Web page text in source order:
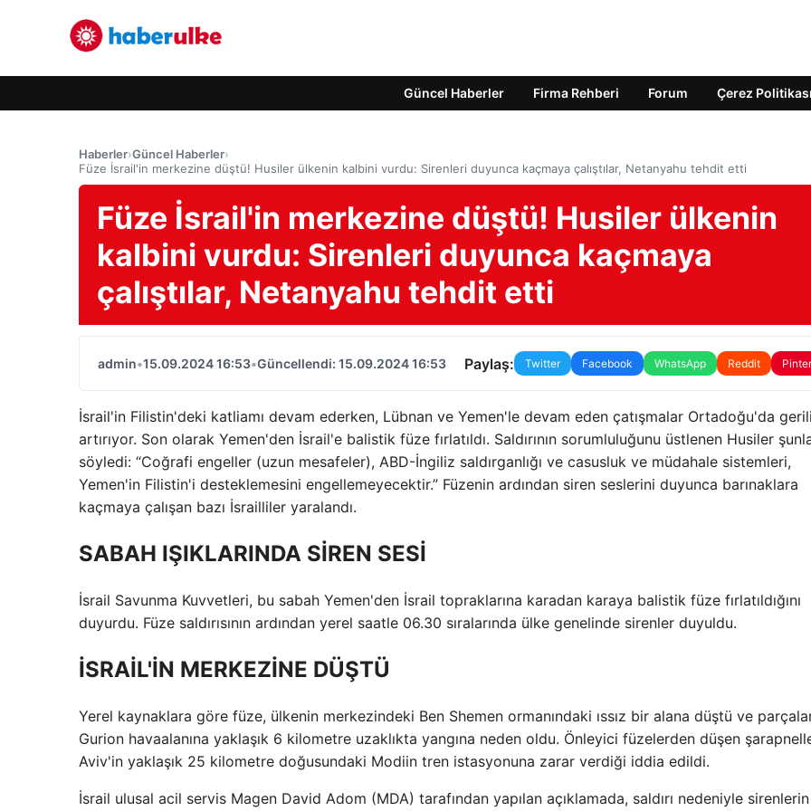
Güncel Haberler Firma Rehberi Forum Çerez Politikası
Haberler›Güncel Haberler›
Füze İsrail'in merkezine düştü! Husiler ülkenin kalbini vurdu: Sirenleri duyunca kaçmaya çalıştılar, Netanyahu tehdit etti
Füze İsrail'in merkezine düştü! Husiler ülkenin
kalbini vurdu: Sirenleri duyunca kaçmaya
çalıştılar, Netanyahu tehdit etti
admin•15.09.2024 16:53•Güncellendi: 15.09.2024 16:53 Paylaş: Twitter Facebook WhatsApp Reddit
İsrail'in Filistin'deki katliamı devam ederken, Lübnan ve Yemen'le devam eden çatışmalar Ortadoğu'da
artırıyor. Son olarak Yemen'den İsrail'e balistik füze fırlatıldı. Saldırının sorumluluğunu üstlenen Husiler
söyledi: “Coğrafi engeller (uzun mesafeler), ABD-İngiliz saldırganlığı ve casusluk ve müdahale sistemleri,
Yemen'in Filistin'i desteklemesini engellemeyecektir.” Füzenin ardından siren seslerini duyunca barınaklara
kaçmaya çalışan bazı İsrailliler yaralandı.
SABAH IŞIKLARINDA SİREN SESİ
İsrail Savunma Kuvvetleri, bu sabah Yemen'den İsrail topraklarına karadan karaya balistik füze fırlatıldığını
duyurdu. Füze saldırısının ardından yerel saatle 06.30 sıralarında ülke genelinde sirenler duyuldu.
İSRAİL'İN MERKEZİNE DÜŞTÜ
Yerel kaynaklara göre füze, ülkenin merkezindeki Ben Shemen ormanındaki ıssız bir alana düştü ve
Gurion havaalanına yaklaşık 6 kilometre uzaklıkta yangına neden oldu. Önleyici füzelerden düşen
Aviv'in yaklaşık 25 kilometre doğusundaki Modiin tren istasyonuna zarar verdiği iddia edildi.
İsrail ulusal acil servis Magen David Adom (MDA) tarafından yapılan açıklamada, saldırı nedeniyle sirenlerin